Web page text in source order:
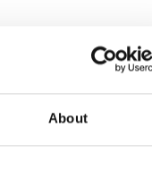
About
dialog komponera
och kan verkligen